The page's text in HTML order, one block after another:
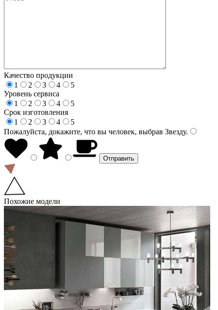
Качество продукции
1
2 3 4
5
Уровень сервиса
1
2 3 4
5
Срок изготовления
1
2 3 4
5
Пожалуйста, докажите, что вы человек, выбрав Звезду.
Похожие модели